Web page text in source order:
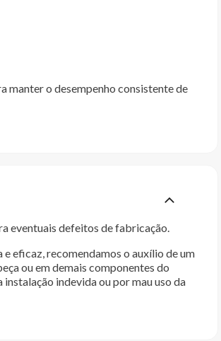
manter o desempenho consistente de
eventuais defeitos de fabricação.
eficaz, recomendamos o auxílio de um
ou em demais componentes do
indevida ou por mau uso da